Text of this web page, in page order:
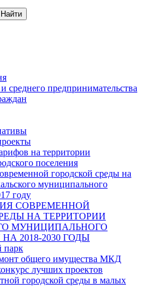
Найти
среднего предпринимательства
на территории
поселения
городской среды на
муниципального
году
СОВРЕМЕННОЙ
НА ТЕРРИТОРИИ
МУНИЦИПАЛЬНОГО
2018-2030 ГОДЫ
парк
общего имущества МКД
лучших проектов
городской среды в малых